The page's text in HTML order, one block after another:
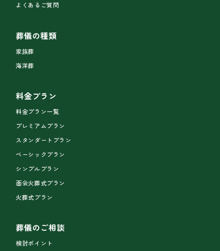
よくあるご質問
葬儀の種類
家族葬
海洋葬
料金プラン
料金プラン一覧
プレミアムプラン
スタンダートプラン
ベーシックプラン
シンプルプラン
面会火葬式プラン
火葬式プラン
葬儀のご相談
検討ポイント